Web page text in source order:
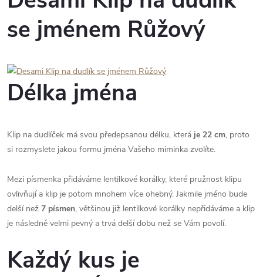
se jménem Růžový
Délka jména
Klip na dudlíček má svou předepsanou délku, která je 22 cm, proto
si rozmyslete jakou formu jména Vašeho miminka zvolíte.
Mezi písmenka přidáváme lentilkové korálky, které pružnost klipu
ovlivňují a klip je potom mnohem více ohebný. Jakmile jméno bude
delší než 7 písmen, většinou již lentilkové korálky nepřidáváme a klip
je následně velmi pevný a trvá delší dobu než se Vám povolí.
Každý kus je